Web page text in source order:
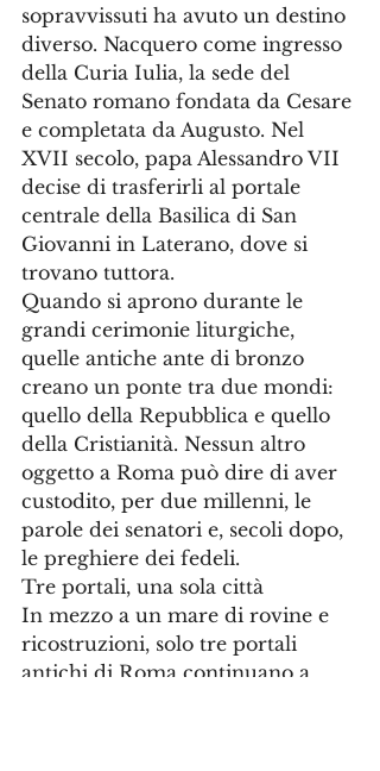
sopravvissuti ha avuto un destino
diverso. Nacquero come ingresso
della Curia Iulia, la sede del
Senato romano fondata da Cesare
e completata da Augusto. Nel
XVII secolo, papa Alessandro VII
decise di trasferirli al portale
centrale della Basilica di San
Giovanni in Laterano, dove si
trovano tuttora.
Quando si aprono durante le
grandi cerimonie liturgiche,
quelle antiche ante di bronzo
creano un ponte tra due mondi:
quello della Repubblica e quello
della Cristianità. Nessun altro
oggetto a Roma può dire di aver
custodito, per due millenni, le
parole dei senatori e, secoli dopo,
le preghiere dei fedeli.
Tre portali, una sola città
In mezzo a un mare di rovine e
ricostruzioni, solo tre portali
antichi di Roma continuano a